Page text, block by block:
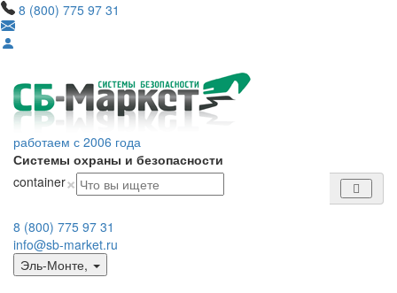
8 (800) 775 97 31
работаем с 2006 года
Системы охраны и безопасности
container×
8 (800) 775 97 31
info@sb-market.ru
Эль-Монте,